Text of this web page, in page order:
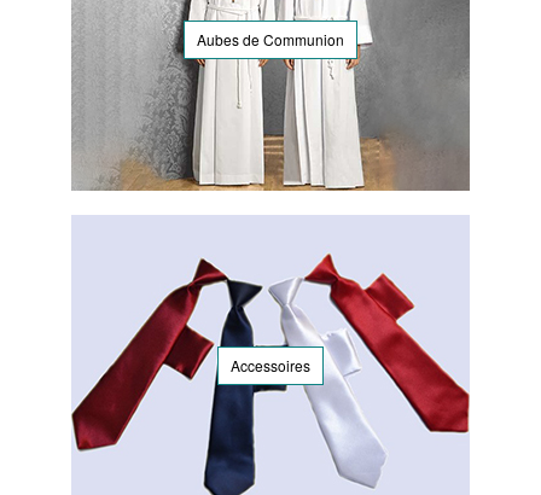
Aubes de Communion
Accessoires